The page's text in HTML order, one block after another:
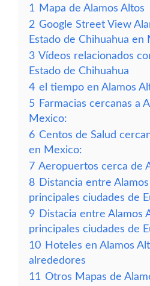
1
Mapa de Alamos Altos
2 Google Street View
Estado de Chihuahua en
3 Vídeos relacionados
Estado de Chihuahua
4 el tiempo en Alamos
5 Farmacias cercanas a
Mexico:
6 Centos de Salud
en Mexico:
7 Aeropuertos cerca de
8 Distancia entre
principales ciudades de
9 Distacia entre Alamos
principales ciudades de
10 Hoteles en Alamos
alrededores
11 Otros Mapas de